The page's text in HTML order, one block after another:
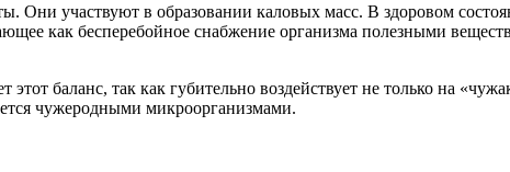
Они участвуют в образовании каловых масс. В здоровом
как бесперебойное снабжение организма полезными
баланс, так как губительно воздействует не только на
чужеродными микроорганизмами.